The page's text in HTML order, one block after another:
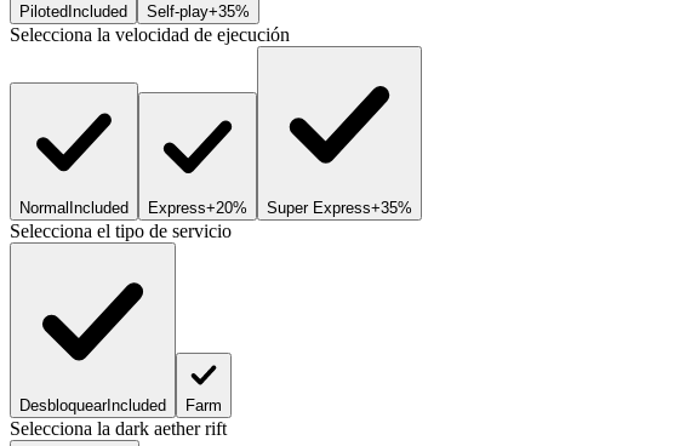
PilotedIncluded Self-play+35%
Selecciona la velocidad de ejecución
NormalIncluded Express+20% Super Express+35%
Selecciona el tipo de servicio
DesbloquearIncluded Farm
Selecciona la dark aether rift